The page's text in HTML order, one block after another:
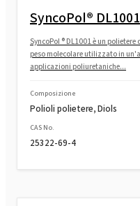
SyncoPol® DL1001
SyncoPol ® DL1001 è un
peso molecolare utilizzato in
applicazioni poliuretaniche...
Composizione
Polioli polietere, Diols
CAS No.
25322-69-4